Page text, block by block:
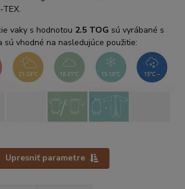
vaky s hodnotou 2.5 TOG sú vyrábané s
sú vhodné na nasledujúce použitie:
Upresniť parametre